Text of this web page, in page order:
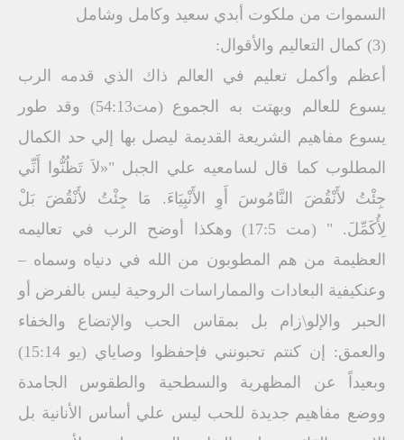
السموات من ملكوت أبدي سعيد وكامل وشامل
(3) كمال التعاليم والأقوال:
أعظم وأكمل تعليم في العالم ذاك الذي قدمه الرب
يسوع للعالم وبهتت به الجموع (مت54:13) وقد طور
يسوع مفاهيم الشريعة القديمة ليصل بها إلي حد الكمال
المطلوب كما قال لسامعيه علي الجبل "«لاَ تَظُنُّوا أَنِّي
جِئْتُ لأَنْقُضَ النَّامُوسَ أَوِ الأَنْبِيَاءَ. مَا جِئْتُ لأَنْقُضَ بَلْ
لِأُكَمِّلَ. " (مت 17:5) وهكذا أوضح الرب في تعاليمه
العظيمة من هم المطوبون من الله في دنياه وسماه –
وعنكيفية البعادات والمماراسات الروحية ليس بالفرض أو
الحبر والإلو\زام بل بمقاس الحب والإتضاع والخفاء
والعمق: إن كنتم تحبونني فإحفظوا وصاياي (يو 15:14)
وبعيداً عن المظهرية والسطحية والطقوس الجامدة
ووضع مفاهيم جديدة للحب ليس علي أساس الأنانية بل